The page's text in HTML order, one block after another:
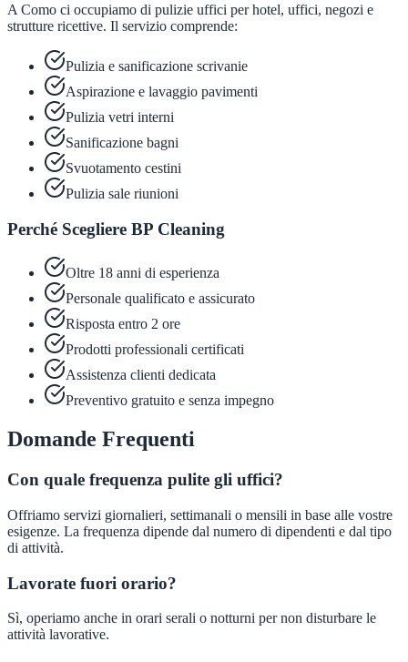
A Como ci occupiamo di pulizie uffici per hotel, uffici, negozi e
strutture ricettive. Il servizio comprende:
Pulizia e sanificazione scrivanie
Aspirazione e lavaggio pavimenti
Pulizia vetri interni
Sanificazione bagni
Svuotamento cestini
Pulizia sale riunioni
Perché Scegliere BP Cleaning
Oltre 18 anni di esperienza
Personale qualificato e assicurato
Risposta entro 2 ore
Prodotti professionali certificati
Assistenza clienti dedicata
Preventivo gratuito e senza impegno
Domande Frequenti
Con quale frequenza pulite gli uffici?
Offriamo servizi giornalieri, settimanali o mensili in base alle vostre
esigenze. La frequenza dipende dal numero di dipendenti e dal tipo
di attività.
Lavorate fuori orario?
Sì, operiamo anche in orari serali o notturni per non disturbare le
attività lavorative.